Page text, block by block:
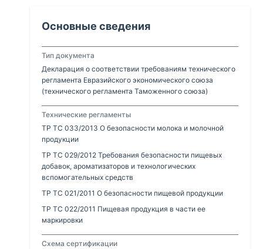
Основные сведения
Тип документа
Декларация о соответствии требованиям технического
регламента Евразийского экономического союза
(технического регламента Таможенного союза)
Технические регламенты
ТР ТС 033/2013 О безопасности молока и молочной
продукции
ТР ТС 029/2012 Требования безопасности пищевых
добавок, ароматизаторов и технологических
вспомогательных средств
ТР ТС 021/2011 О безопасности пищевой продукции
ТР ТС 022/2011 Пищевая продукция в части ее
маркировки
Схема сертификации